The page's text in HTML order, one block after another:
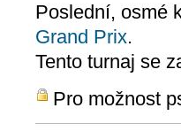
Poslední, osmé
Grand Prix.
​Tento turnaj se
Pro možnost